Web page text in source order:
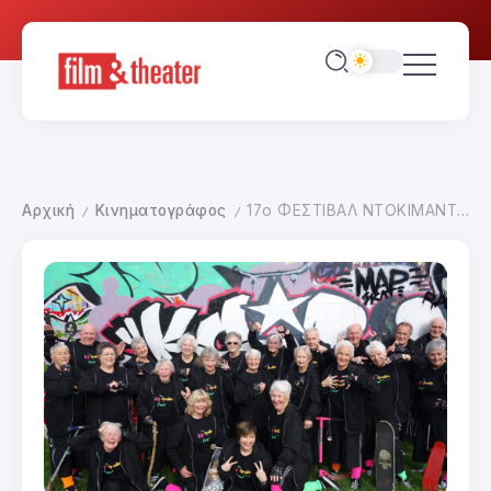
Αρχική / Κινηματογράφος / 17ο ΦΕΣΤΙΒΑΛ ΝΤΟΚΙΜΑΝΤΕΡ ΘΕΣΣΑΛΟΝΙΚΗΣ-ΕΙΚΟΝΕΣ ΤΟΥ 21ου ΑΙΩΝΑ